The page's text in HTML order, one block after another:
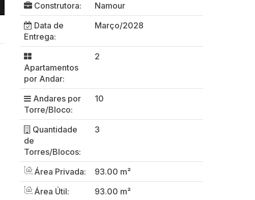
Construtora:
Namour
Data de
Entrega:
Março/2028
Apartamentos
por Andar:
2
Andares por
Torre/Bloco:
10
Quantidade
de
Torres/Blocos:
3
Área Privada:
93.00 m²
Área Útil:
93.00 m²